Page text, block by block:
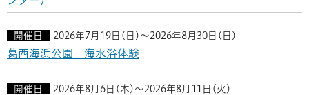
開催日 2026年7月19日(日)～2026年8月30日(日)
葛西海浜公園 海水浴体験
開催日 2026年8月6日(木)～2026年8月11日(火)